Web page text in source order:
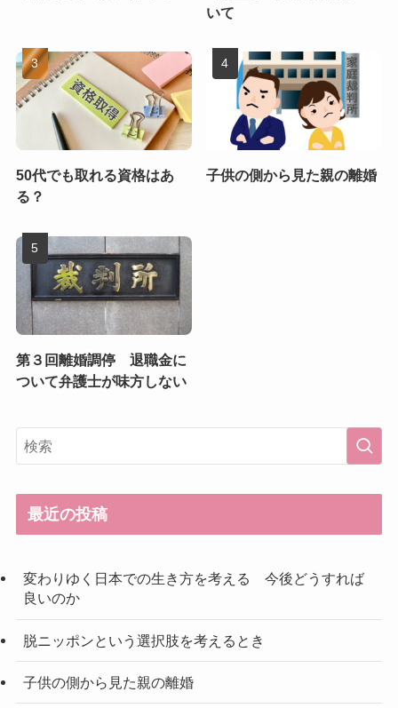
いて
50代でも取れる資格はあ
る？
子供の側から見た親の離婚
第３回離婚調停 退職金に
ついて弁護士が味方しない
最近の投稿
変わりゆく日本での生き方を考える 今後どうすれば
良いのか
脱ニッポンという選択肢を考えるとき
子供の側から見た親の離婚